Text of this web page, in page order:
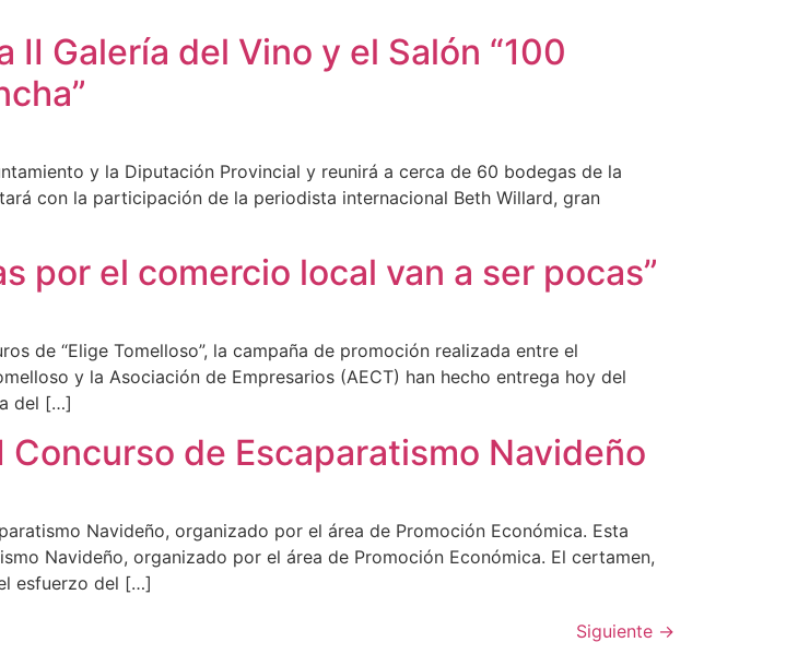
Galería del Vino y el Salón “100
y la Diputación Provincial y reunirá a cerca de 60 bodegas de la
con la participación de la periodista internacional Beth Willard, gran
por el comercio local van a ser pocas”
de “Elige Tomelloso”, la campaña de promoción realizada entre el
y la Asociación de Empresarios (AECT) han hecho entrega hoy del
del […]
de Escaparatismo Navideño
Navideño, organizado por el área de Promoción Económica. Esta
Navideño, organizado por el área de Promoción Económica. El certamen,
esfuerzo del […]
Siguiente →